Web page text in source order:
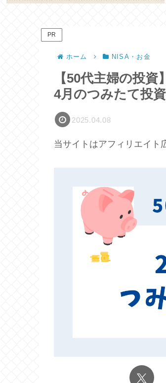
PR
ホーム NISA・お金
【50代主婦の投
4月のつみたて投
2025.04.08
当サイトはアフィリエイト